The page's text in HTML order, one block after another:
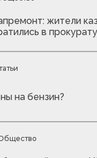
жители
в
на бензин?